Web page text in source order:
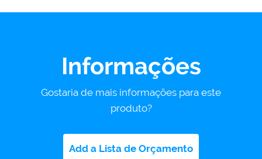
Informações
Gostaria de mais informações para este
produto?
Add a Lista de Orçamento